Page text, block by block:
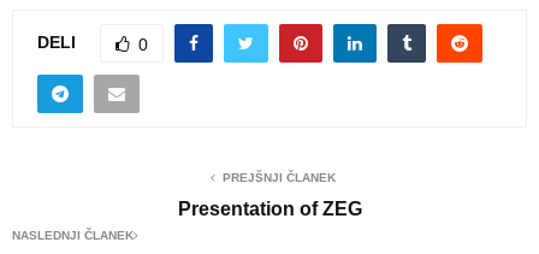
DELI 0
PREJŠNJI ČLANEK
Presentation of ZEG
NASLEDNJI ČLANEK